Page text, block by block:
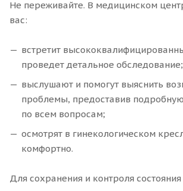
Не переживайте. В медицинском
вас:
встретит
проведет детальное обследование;
выслушают и помогут выяснить
проблемы, предоставив
по всем вопросам;
осмотрят в гинекологическом
комфортно.
Для сохранения и контроля